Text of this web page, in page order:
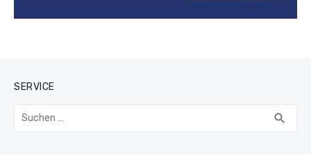
SERVICE
Suchen
search